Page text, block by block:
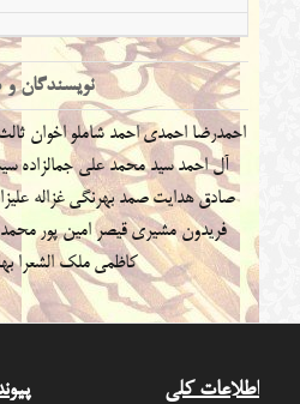
نویسندگان و
احمدرضا احمدیاحمد شاملو اخوان
آل احمدسید محمد علی جمالزاده
صادق هدایتصمد بهرنگی غزاله
فریدون مشیری قیصر امین پور محمد
کاظمی ملک الشعرا
اطلاعات کلی